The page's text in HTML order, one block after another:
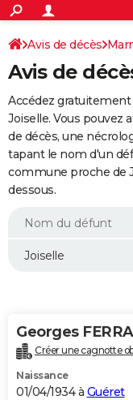
ACTUALITÉS
Politique
Société
Faits Divers
Education
Monde
Villes
+
SPORT
Coupe du monde 2026
Football
Tennis
Cyclisme
Rugby
Forum
Programme TV
TNT
Streaming
Cinéma
Sorties cinéma
Musique
+
FINANCE
Retraite
Epargne
Immobilier
Risques naturels par
Assurance
AUTO
Essais
Réserver un essai
Citadines
Berlines
SUV
Forum auto
+
HIGH-TECH
BRICOLAGE
WEEK-END
Alimentation
Guide de la santé
Maladies
Médicaments
Sommeil
VOYAGE
Destinations
City break
Voyage nature
Voyage de noces
Forum
Climat
+PHOTO
Avis de décès
Avis de
Accédez gratuitement
Joiselle. Vous pouvez
de décès, une
tapant le nom d'un
commune proche de
dessous.
Georges
Créer une cagnotte
Naissance
01/04/1934 à Guéret